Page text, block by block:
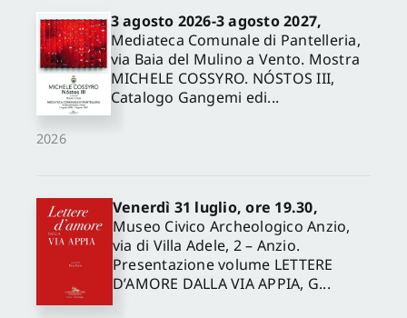
2026
3 agosto 2026-3 agosto 2027,
Mediateca Comunale di Pantelleria,
via Baia del Mulino a Vento. Mostra
MICHELE COSSYRO. NÓSTOS III,
Catalogo Gangemi edi...
Venerdì 31 luglio, ore 19.30,
Museo Civico Archeologico Anzio,
via di Villa Adele, 2 – Anzio.
Presentazione volume LETTERE
D’AMORE DALLA VIA APPIA, G...